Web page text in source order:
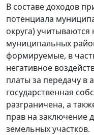
В составе доходов
потенциала
округа)
муниципальных
формируемые, в
негативное
платы за передачу в
государственная
разграничена, а
прав на заключение
земельных участков.